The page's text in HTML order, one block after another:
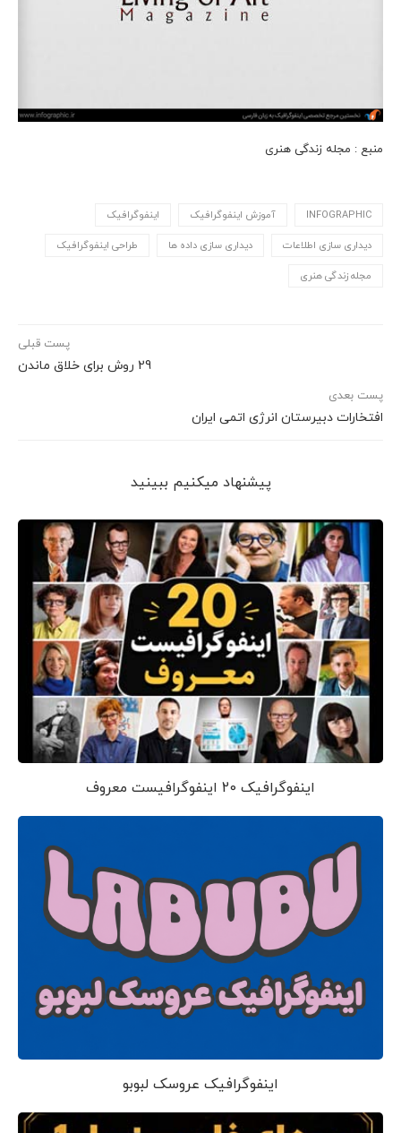
منبع : مجله زندگی هنری
INFOGRAPHIC آموزش اینفوگرافیک اینفوگرافیک
دیداری سازی اطلاعات دیداری سازی داده ها طراحی اینفوگرافیک
مجله زندگی هنری
پست قبلی
29 روش برای خلاق ماندن
پست بعدی
افتخارات دبیرستان انرژی اتمی ایران
پیشنهاد می‎کنیم ببینید
اینفوگرافیک 20 اینفوگرافیست معروف
اینفوگرافیک عروسک لبوبو